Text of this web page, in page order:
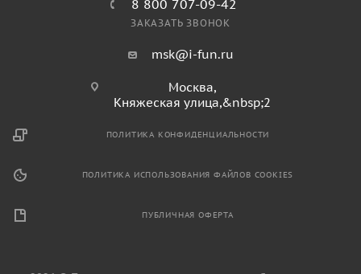
8 800 707-09-42
ЗАКАЗАТЬ ЗВОНОК
msk@i-fun.ru
Москва,
Княжеская улица,&nbsp;2
ПОЛИТИКА КОНФИДЕНЦИАЛЬНОСТИ
ПОЛИТИКА ИСПОЛЬЗОВАНИЯ ФАЙЛОВ COOKIES
ПУБЛИЧНАЯ ОФЕРТА